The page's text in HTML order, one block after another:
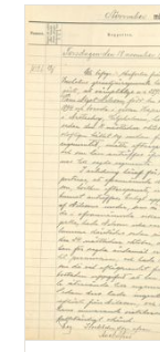
Relaterade
poster
och
teman